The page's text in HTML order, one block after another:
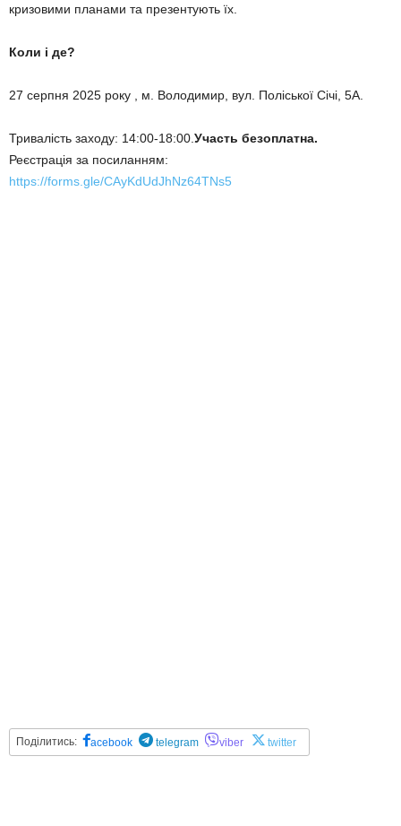
кризовими планами та презентують їх.
Коли і де?
27 серпня 2025 року , м. Володимир, вул. Поліської Січі, 5А.
Тривалість заходу: 14:00-18:00. Участь безоплатна.
Реєстрація за посиланням:
https://forms.gle/CAyKdUdJhNz64TNs5
Поділитись: acebook telegram viber twitter